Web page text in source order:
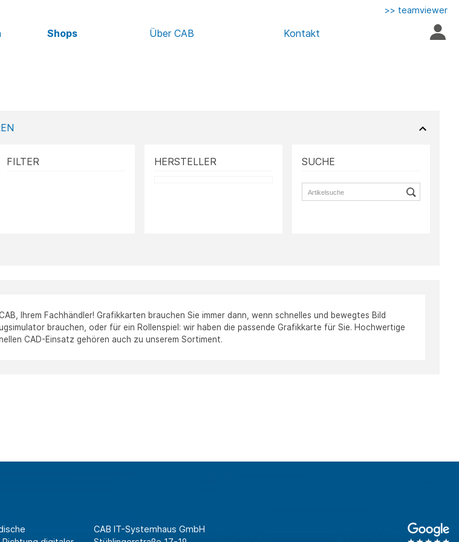
Shops Über CAB Kontakt
>> teamviewer
FILTER HERSTELLER SUCHE
Ihrem Fachhändler! Grafikkarten brauchen Sie immer dann, wenn schnelles und bewegtes Bild
brauchen, oder für ein Rollenspiel: wir haben die passende Grafikkarte für Sie. Hochwertige
CAD-Einsatz gehören auch zu unserem Sortiment.
CAB IT-Systemhaus GmbH